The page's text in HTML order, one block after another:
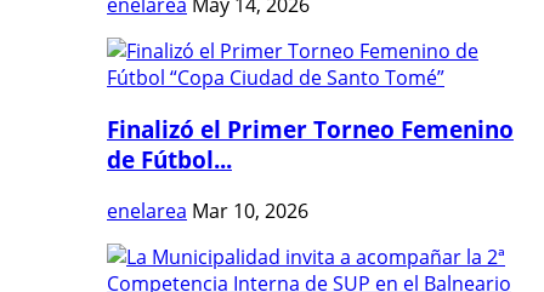
Finalizó el Primer Torneo Femenino
de Fútbol...
enelarea Mar 10, 2026